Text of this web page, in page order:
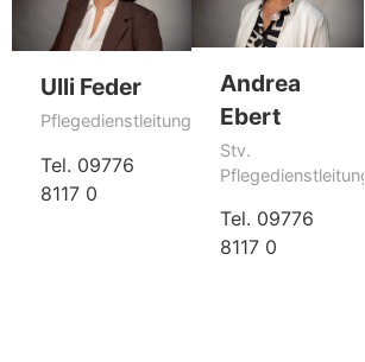
Ulli Feder
Pflegedienstleitung
Tel. 09776
8117 0
Andrea
Ebert
Stv.
Pflegedienstleitung
Tel. 09776
8117 0